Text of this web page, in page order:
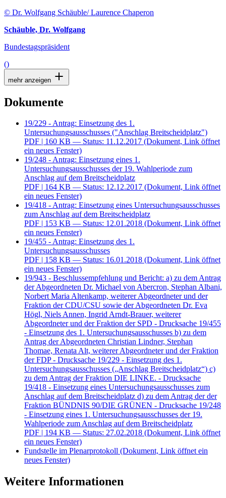
© Dr. Wolfgang Schäuble/ Laurence Chaperon
Schäuble, Dr. Wolfgang
Bundestagspräsident
()
mehr anzeigen
Dokumente
19/229 - Antrag: Einsetzung des 1.
Untersuchungsausschusses ("Anschlag Breitscheidplatz")
PDF | 160 KB — Status: 11.12.2017 (Dokument, Link öffnet
ein neues Fenster)
19/248 - Antrag: Einsetzung eines 1.
Untersuchungsausschusses der 19. Wahlperiode zum
Anschlag auf dem Breitscheidplatz
PDF | 164 KB — Status: 12.12.2017 (Dokument, Link öffnet
ein neues Fenster)
19/418 - Antrag: Einsetzung eines Untersuchungsausschusses
zum Anschlag auf dem Breitscheidplatz
PDF | 153 KB — Status: 12.01.2018 (Dokument, Link öffnet
ein neues Fenster)
19/455 - Antrag: Einsetzung des 1.
Untersuchungsausschusses
PDF | 158 KB — Status: 16.01.2018 (Dokument, Link öffnet
ein neues Fenster)
19/943 - Beschlussempfehlung und Bericht: a) zu dem Antrag
der Abgeordneten Dr. Michael von Abercron, Stephan Albani,
Norbert Maria Altenkamp, weiterer Abgeordneter und der
Fraktion der CDU/CSU sowie der Abgeordneten Dr. Eva
Högl, Niels Annen, Ingrid Arndt-Brauer, weiterer
Abgeordneter und der Fraktion der SPD - Drucksache 19/455
- Einsetzung des 1. Untersuchungsausschusses b) zu dem
Antrag der Abgeordneten Christian Lindner, Stephan
Thomae, Renata Alt, weiterer Abgeordneter und der Fraktion
der FDP - Drucksache 19/229 - Einsetzung des 1.
Untersuchungsausschusses („Anschlag Breitscheidplatz“) c)
zu dem Antrag der Fraktion DIE LINKE. - Drucksache
19/418 - Einsetzung eines Untersuchungsausschusses zum
Anschlag auf dem Breitscheidplatz d) zu dem Antrag der der
Fraktion BÜNDNIS 90/DIE GRÜNEN - Drucksache 19/248
- Einsetzung eines 1. Untersuchungsausschusses der 19.
Wahlperiode zum Anschlag auf dem Breitscheidplatz
PDF | 194 KB — Status: 27.02.2018 (Dokument, Link öffnet
ein neues Fenster)
Fundstelle im Plenarprotokoll (Dokument, Link öffnet ein
neues Fenster)
Weitere Informationen